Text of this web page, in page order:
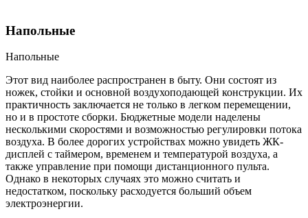
Напольные
Напольные
Этот вид наиболее распространен в быту. Они состоят из
ножек, стойки и основной воздухоподающей конструкции. Их
практичность заключается не только в легком перемещении,
но и в простоте сборки. Бюджетные модели наделены
несколькими скоростями и возможностью регулировки потока
воздуха. В более дорогих устройствах можно увидеть ЖК-
дисплей с таймером, временем и температурой воздуха, а
также управление при помощи дистанционного пульта.
Однако в некоторых случаях это можно считать и
недостатком, поскольку расходуется больший объем
электроэнергии.